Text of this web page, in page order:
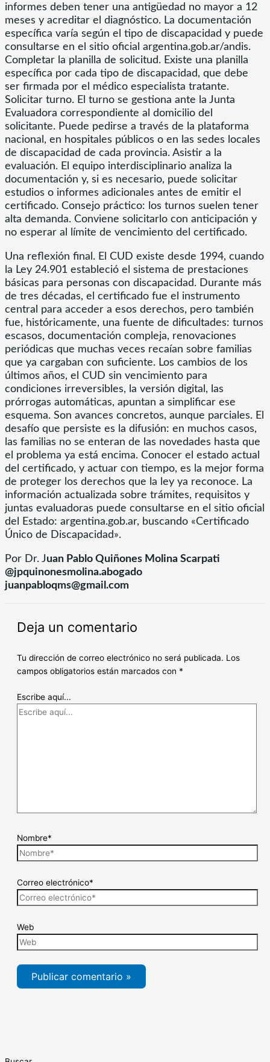
informes deben tener una antigüedad no mayor a 12
meses y acreditar el diagnóstico. La documentación
específica varía según el tipo de discapacidad y puede
consultarse en el sitio oficial argentina.gob.ar/andis.
Completar la planilla de solicitud. Existe una planilla
específica por cada tipo de discapacidad, que debe
ser firmada por el médico especialista tratante.
Solicitar turno. El turno se gestiona ante la Junta
Evaluadora correspondiente al domicilio del
solicitante. Puede pedirse a través de la plataforma
nacional, en hospitales públicos o en las sedes locales
de discapacidad de cada provincia. Asistir a la
evaluación. El equipo interdisciplinario analiza la
documentación y, si es necesario, puede solicitar
estudios o informes adicionales antes de emitir el
certificado. Consejo práctico: los turnos suelen tener
alta demanda. Conviene solicitarlo con anticipación y
no esperar al límite de vencimiento del certificado.
Una reflexión final. El CUD existe desde 1994, cuando
la Ley 24.901 estableció el sistema de prestaciones
básicas para personas con discapacidad. Durante más
de tres décadas, el certificado fue el instrumento
central para acceder a esos derechos, pero también
fue, históricamente, una fuente de dificultades: turnos
escasos, documentación compleja, renovaciones
periódicas que muchas veces recaían sobre familias
que ya cargaban con suficiente. Los cambios de los
últimos años, el CUD sin vencimiento para
condiciones irreversibles, la versión digital, las
prórrogas automáticas, apuntan a simplificar ese
esquema. Son avances concretos, aunque parciales. El
desafío que persiste es la difusión: en muchos casos,
las familias no se enteran de las novedades hasta que
el problema ya está encima. Conocer el estado actual
del certificado, y actuar con tiempo, es la mejor forma
de proteger los derechos que la ley ya reconoce. La
información actualizada sobre trámites, requisitos y
juntas evaluadoras puede consultarse en el sitio oficial
del Estado: argentina.gob.ar, buscando «Certificado
Único de Discapacidad».
Por Dr. Juan Pablo Quiñones Molina Scarpati
@jpquinonesmolina.abogado
juanpabloqms@gmail.com
Deja un comentario
Tu dirección de correo electrónico no será publicada. Los
campos obligatorios están marcados con *
Escribe aquí...
Nombre*
Correo electrónico*
Web